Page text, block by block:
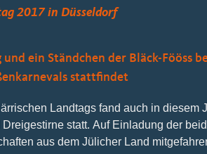
2017 in Düsseldorf
und ein Ständchen der Bläck-Fööss
stattfindet
Landtags fand auch in
statt. Auf Einladung der
aus dem Jülicher Land